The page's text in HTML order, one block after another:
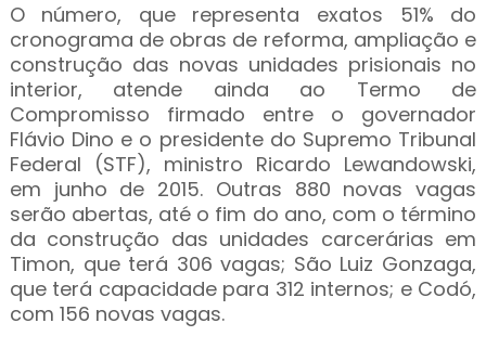
O número, que representa exatos 51% do
cronograma de obras de reforma, ampliação e
construção das novas unidades prisionais no
interior, atende ainda ao Termo de
Compromisso firmado entre o governador
Flávio Dino e o presidente do Supremo Tribunal
Federal (STF), ministro Ricardo Lewandowski,
em junho de 2015. Outras 880 novas vagas
serão abertas, até o fim do ano, com o término
da construção das unidades carcerárias em
Timon, que terá 306 vagas; São Luiz Gonzaga,
que terá capacidade para 312 internos; e Codó,
com 156 novas vagas.